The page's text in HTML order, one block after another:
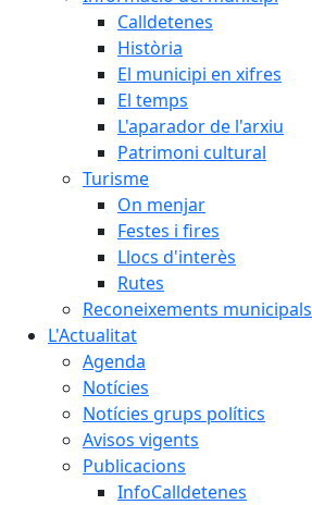
Calldetenes
Història
El municipi en xifres
El temps
L'aparador de l'arxiu
Patrimoni cultural
Turisme
On menjar
Festes i fires
Llocs d'interès
Rutes
Reconeixements municipals
L'Actualitat
Agenda
Notícies
Notícies grups polítics
Avisos vigents
Publicacions
InfoCalldetenes